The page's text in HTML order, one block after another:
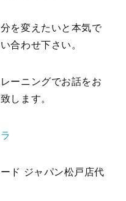
を変えたいと本気で
合わせ下さい。
ーニングでお話をお
します。
ド ジャパン松戸店代